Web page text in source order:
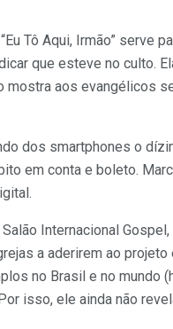
Tô Aqui, Irmão”
que esteve no culto.
mostra aos evangélicos
dos smartphones o
em conta e boleto.
Internacional
a aderirem ao
no Brasil e no mundo
isso, ele ainda não